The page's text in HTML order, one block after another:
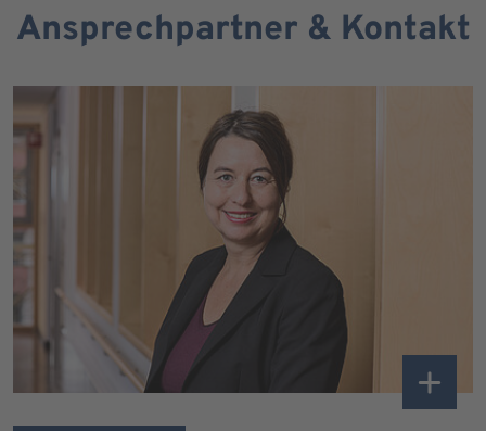
Ansprechpartner & Kontakt